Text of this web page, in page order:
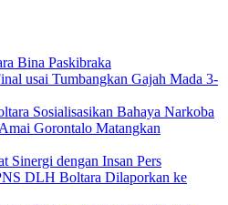
Bina Paskibraka
usai Tumbangkan Gajah Mada 3-
Sosialisasikan Bahaya Narkoba
Gorontalo Matangkan
Sinergi dengan Insan Pers
DLH Boltara Dilaporkan ke